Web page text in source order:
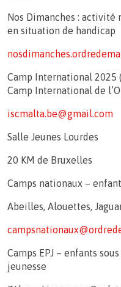
Nos Dimanches :
en situation de handicap
Camp International 2025
Camp International de
iscmalta.be@gmail.com
Salle Jeunes Lourdes
20 KM de Bruxelles
Camps nationaux –
Abeilles, Alouettes,
Camps EPJ – enfants
jeunesse